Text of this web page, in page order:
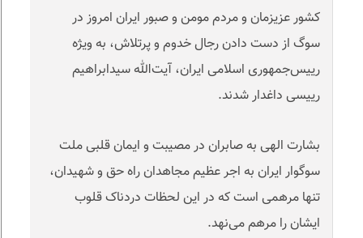
کشور عزیزمان و مردم مومن و صبور ایران امروز در
سوگ از دست دادن رجال خدوم و پرتلاش، به ویژه
رییس‌جمهوری اسلامی ایران، آیت‌الله سیدابراهیم
رییسی داغدار شدند.
بشارت الهی به صابران در مصیبت و ایمان قلبی ملت
سوگوار ایران به اجر عظیم مجاهدان راه حق و‌ شهیدان،
تنها مرهمی است که در این لحظات دردناک قلوب
ایشان را مرهم می‌نهد.